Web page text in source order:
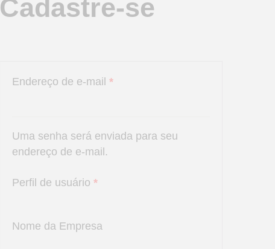
Cadastre-se
Endereço de e-mail*
Uma senha será enviada para seu
endereço de e-mail.
Perfil de usuário*
Nome da Empresa